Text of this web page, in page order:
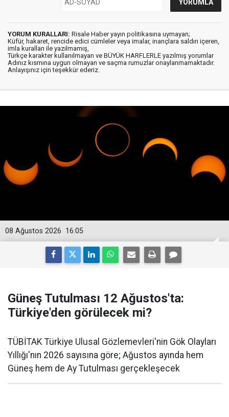
YORUM KURALLARI: Risale Haber yayın politikasına uymayan;
Küfür, hakaret, rencide edici cümleler veya imalar, inançlara saldırı içeren,
imla kuralları ile yazılmamış,
Türkçe karakter kullanılmayan ve BÜYÜK HARFLERLE yazılmış yorumlar
Adınız kısmına uygun olmayan ve saçma rumuzlar onaylanmamaktadır.
Anlayışınız için teşekkür ederiz.
16:05
08 Ağustos 2026
Güneş Tutulması 12 Ağustos'ta:
Türkiye'den görülecek mi?
TÜBİTAK Türkiye Ulusal Gözlemevleri'nin Gök Olayları
Yıllığı'nın 2026 sayısına göre; Ağustos ayında hem
Güneş hem de Ay Tutulması gerçekleşecek